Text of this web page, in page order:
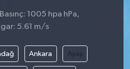
1005 hpa hPa,
5.61 m/s
Ankara Ayaş